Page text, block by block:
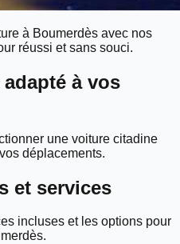
à Boumerdès avec nos
réussi et sans souci.
à vos
une voiture citadine
déplacements.
et services
incluses et les options pour